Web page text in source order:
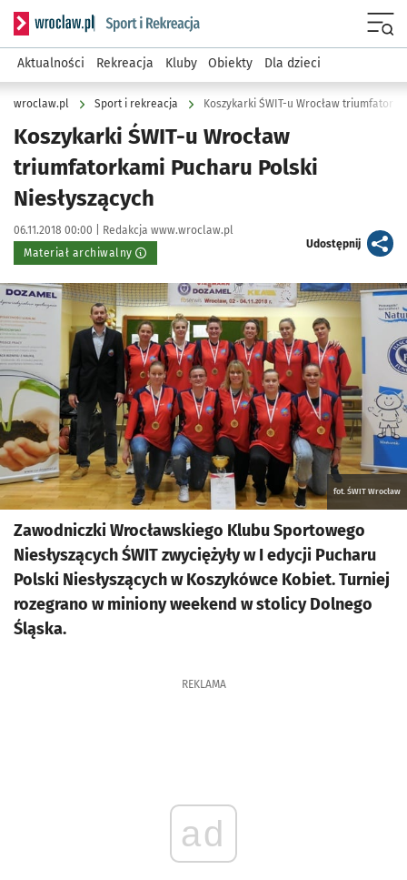
Serwis informacyjny wroclaw.pl podserwis: Sport i rekreacja
Aktualności Rekreacja Kluby Obiekty Dla dzieci
wroclaw.pl Sport i rekreacja Koszykarki ŚWIT-u Wrocław
Koszykarki ŚWIT-u Wrocław
triumfatorkami Pucharu Polski
Niesłyszących
Data publikacji:
06.11.2018 00:00 | Autor:
Redakcja www.wroclaw.pl
Materiał archiwalny
Udostępnijartykuł
Kliknij, aby powiększyć
fot. ŚWIT Wrocław
Zawodniczki Wrocławskiego Klubu Sportowego
Niesłyszących ŚWIT zwyciężyły w I edycji Pucharu
Polski Niesłyszących w Koszykówce Kobiet. Turniej
rozegrano w miniony weekend w stolicy Dolnego
Śląska.
REKLAMA
ad